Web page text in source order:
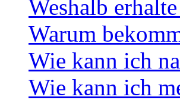
Weshalb
Warum
Wie kann ich
Wie kann ich